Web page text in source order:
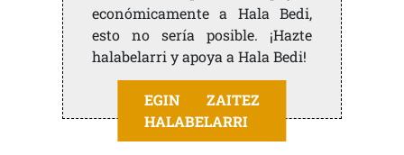
económicamente a Hala Bedi,
esto no sería posible. ¡Hazte
halabelarri y apoya a Hala Bedi!
EGIN ZAITEZ
HALABELARRI